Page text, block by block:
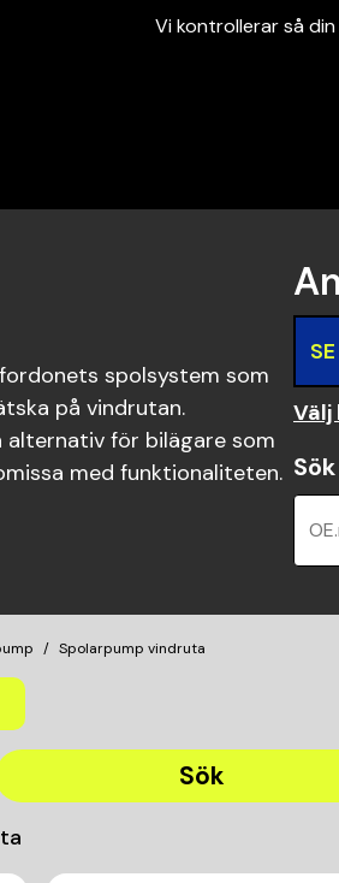
Vi kontrollerar så
spolsystem som
på vindrutan.
alternativ för bilägare som
med funktionaliteten.
SE
Välj
Spolarpump vindruta
Sök